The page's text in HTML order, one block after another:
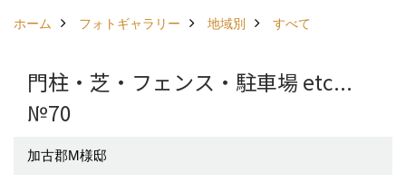
ホーム フォトギャラリー 地域別 すべて
門柱・芝・フェンス・駐車場 etc...
№70
加古郡M様邸